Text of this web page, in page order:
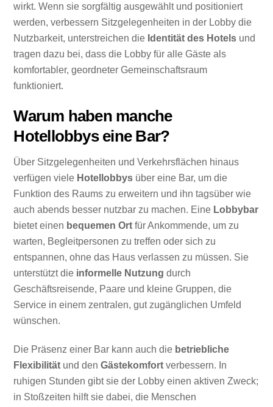
wirkt. Wenn sie sorgfältig ausgewählt und positioniert
werden, verbessern Sitzgelegenheiten in der Lobby die
Nutzbarkeit, unterstreichen die Identität des Hotels und
tragen dazu bei, dass die Lobby für alle Gäste als
komfortabler, geordneter Gemeinschaftsraum
funktioniert.
Warum haben manche
Hotellobbys eine Bar?
Über Sitzgelegenheiten und Verkehrsflächen hinaus
verfügen viele Hotellobbys über eine Bar, um die
Funktion des Raums zu erweitern und ihn tagsüber wie
auch abends besser nutzbar zu machen. Eine Lobbybar
bietet einen bequemen Ort für Ankommende, um zu
warten, Begleitpersonen zu treffen oder sich zu
entspannen, ohne das Haus verlassen zu müssen. Sie
unterstützt die informelle Nutzung durch
Geschäftsreisende, Paare und kleine Gruppen, die
Service in einem zentralen, gut zugänglichen Umfeld
wünschen.
Die Präsenz einer Bar kann auch die betriebliche
Flexibilität und denGästekomfort verbessern. In
ruhigen Stunden gibt sie der Lobby einen aktiven Zweck;
in Stoßzeiten hilft sie dabei, die Menschen